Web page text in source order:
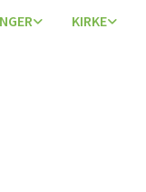
KIRKE